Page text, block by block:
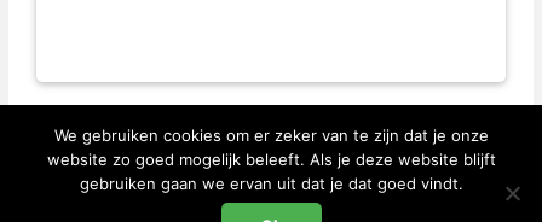
Deze website is gemaakt door Jip Media
We gebruiken cookies om er zeker van te zijn dat je onze
website zo goed mogelijk beleeft. Als je deze website blijft
gebruiken gaan we ervan uit dat je dat goed vindt.